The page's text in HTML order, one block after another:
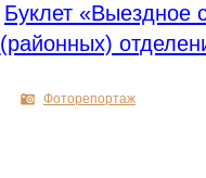
Буклет «Выездное
(районных)
Фоторепортаж